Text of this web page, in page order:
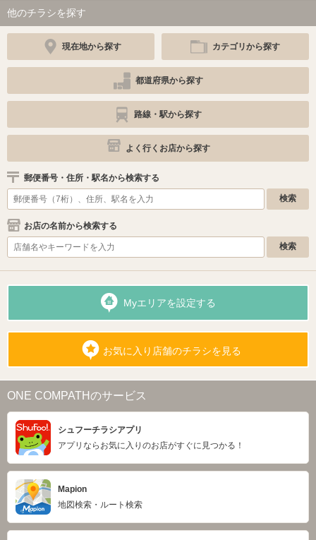
他のチラシを探す
現在地から探す カテゴリから探す
都道府県から探す
路線・駅から探す
よく行くお店から探す
郵便番号・住所・駅名から検索する
お店の名前から検索する
Myエリアを設定する
お気に入り店舗のチラシを見る
ONE COMPATHのサービス
シュフーチラシアプリ
アプリならお気に入りのお店がすぐに見つかる！
Mapion
地図検索・ルート検索